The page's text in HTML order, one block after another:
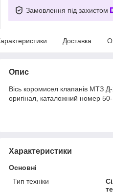
Замовлення під захистом
Доставка
Опис
Вісь коромисел клапанів МТЗ
оригінал, каталожний номер
Характеристики
Основні
Тип техніки